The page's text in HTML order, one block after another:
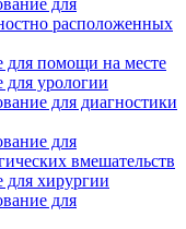
для
расположенных
для помощи на месте
урологии
для диагностики
для
вмешательств
для хирургии
для